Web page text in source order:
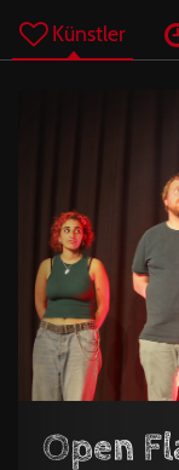
Künstler
Open